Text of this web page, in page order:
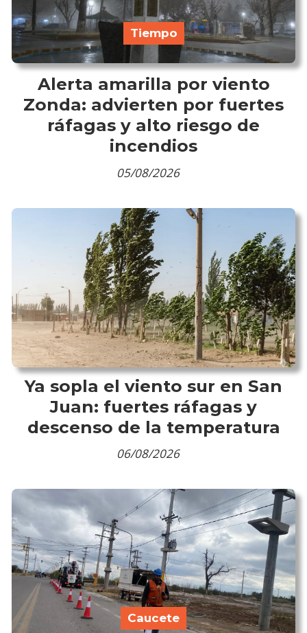
Alerta amarilla por viento
Zonda: advierten por fuertes
ráfagas y alto riesgo de
incendios
Tiempo
05/08/2026
Ya sopla el viento sur en San
Juan: fuertes ráfagas y
descenso de la temperatura
06/08/2026
Caucete